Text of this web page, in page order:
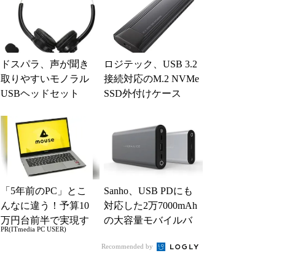
ドスパラ、声が聞き
取りやすいモノラル
USBヘッドセット
好適
ロジテック、USB 3.2
接続対応のM.2 NVMe
SSD外付けケース
「5年前のPC」とこ
んなに違う！予算10
万円台前半で実現す
る快適PCライフ
PR(ITmedia PC USER)
Sanho、USB PDにも
対応した2万7000mAh
の大容量モバイルバ
Recommended by